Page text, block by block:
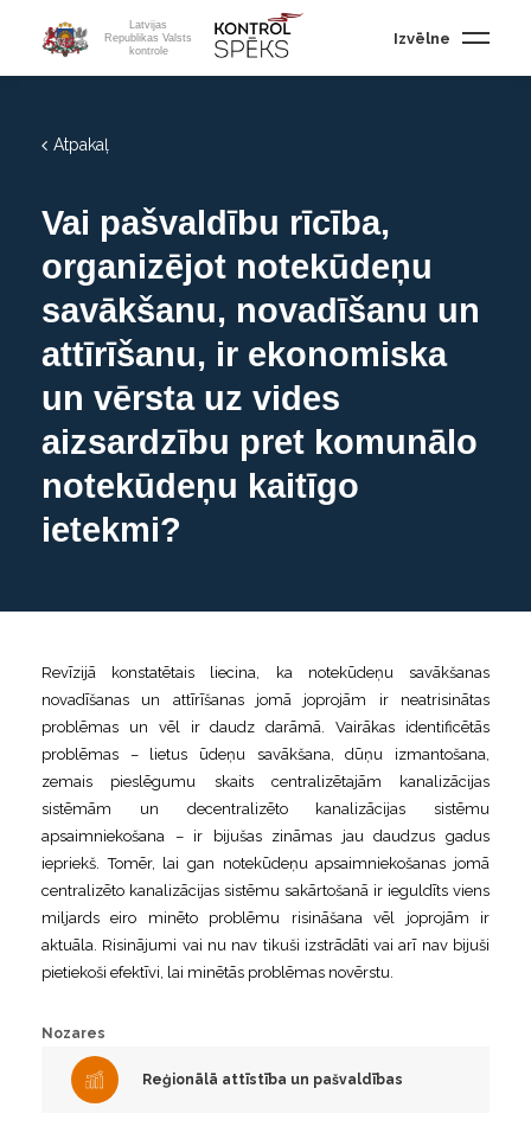
Latvijas
Republikas Valsts
kontrole
Izvēlne
Atpakaļ
Vai pašvaldību rīcība,
organizējot notekūdeņu
savākšanu, novadīšanu un
attīrīšanu, ir ekonomiska
un vērsta uz vides
aizsardzību pret komunālo
notekūdeņu kaitīgo
ietekmi?
Revīzijā konstatētais liecina, ka notekūdeņu savākšanas
novadīšanas un attīrīšanas jomā joprojām ir neatrisinātas
problēmas un vēl ir daudz darāmā. Vairākas identificētās
problēmas – lietus ūdeņu savākšana, dūņu izmantošana,
zemais pieslēgumu skaits centralizētajām kanalizācijas
sistēmām un decentralizēto kanalizācijas sistēmu
apsaimniekošana – ir bijušas zināmas jau daudzus gadus
iepriekš. Tomēr, lai gan notekūdeņu apsaimniekošanas jomā
centralizēto kanalizācijas sistēmu sakārtošanā ir ieguldīts viens
miljards eiro minēto problēmu risināšana vēl joprojām ir
aktuāla. Risinājumi vai nu nav tikuši izstrādāti vai arī nav bijuši
pietiekoši efektīvi, lai minētās problēmas novērstu.
Nozares
Reģionālā attīstība un pašvaldības